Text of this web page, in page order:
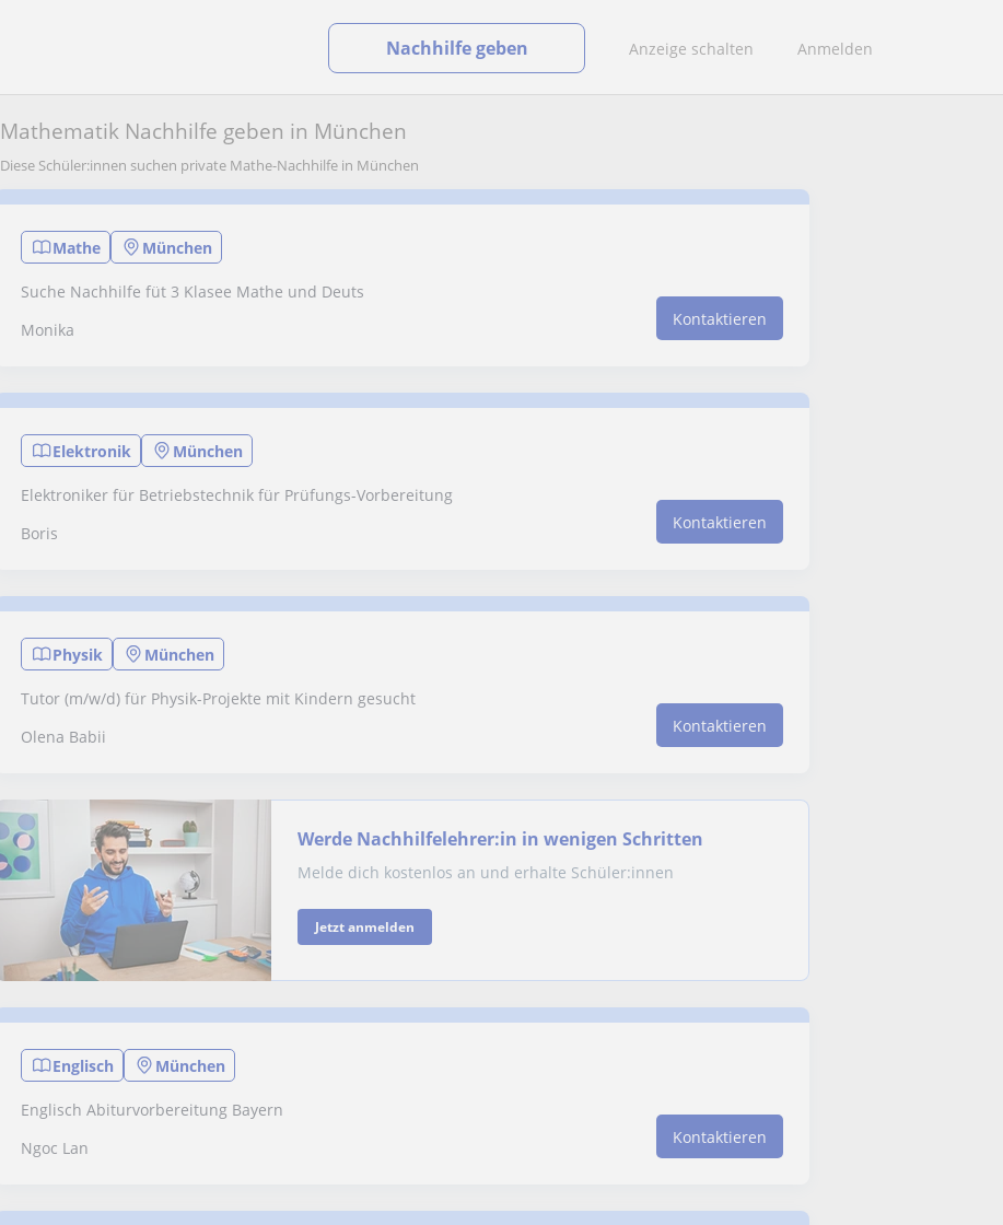
Anzeige schalten Anmelden
Nachhilfe geben
Mathematik Nachhilfe geben in München
Diese Schüler:innen suchen private Mathe-Nachhilfe in München
Mathe München
Monika
Suche Nachhilfe füt 3 Klasee Mathe und Deuts
Kontaktieren
Elektronik München
Boris
Elektroniker für Betriebstechnik für Prüfungs-Vorbereitung
Kontaktieren
Physik München
Olena Babii
Tutor (m/w/d) für Physik-Projekte mit Kindern gesucht
Kontaktieren
Werde Nachhilfelehrer:in in wenigen Schritten
Melde dich kostenlos an und erhalte Schüler:innen
Jetzt anmelden
Englisch München
Ngoc Lan
Englisch Abiturvorbereitung Bayern
Kontaktieren